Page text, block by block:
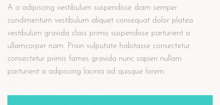
A a adipiscing vestibulum suspendisse diam semper
condimentum vestibulum aliquet consequat dolor platea
vestibulum gravida class primis suspendisse parturient a
ullamcorper nam. Proin vulputate habitasse consectetur
consectetur primis fames gravida nunc sapien nullam
parturient a adipiscing lacinia ad quisque lorem.